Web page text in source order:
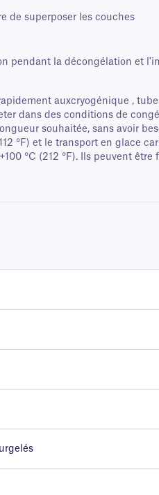
de superposer les couches
pendant la décongélation et
auxcryogénique ,
dans des conditions de
souhaitée, sans avoir
°F) et le transport en glace
°C (212 °F). Ils peuvent